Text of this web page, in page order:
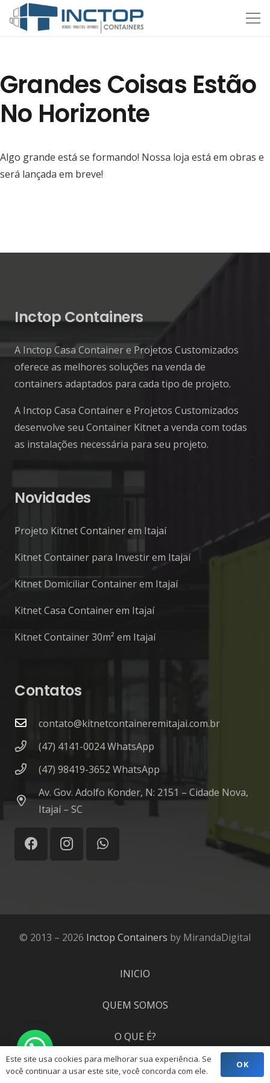
Grandes Coisas Estão
No Horizonte
Algo grande está se formando! Nossa loja está em obras e
será lançada em breve!
Inctop Containers
A Inctop Casa Container e Projetos Customizados
oferece as melhores soluções na venda de
containers adaptados para cada tipo de projeto.
A Inctop Casa Container e Projetos Customizados
desenvolve seu Container Kitnet a venda com todas
as instalações necessária para seu projeto.
Novidades
Projeto Kitnet Container em Itajaí
Kitnet Container para Investir em Itajaí
Kitnet Domiciliar Container em Itajaí
Kitnet Casa Container em Itajaí
Kitnet Container 30m² em Itajaí
Contatos
contato@kitnetcontaineremitajai.com.br
(47) 4141-0024 WhatsApp
(47) 98419-3652 WhatsApp
Av. Gov. Adolfo Konder, N: 2151 – Cidade Nova,
Itajaí – SC
© 2013 – 2026 Inctop Containers by MirandaDigital
INICIO
QUEM SOMOS
O QUE É?
PROJETOS
Este site usa cookies para melhorar sua experiência. Se
você continuar a usar este site, você concorda com ele.
OK